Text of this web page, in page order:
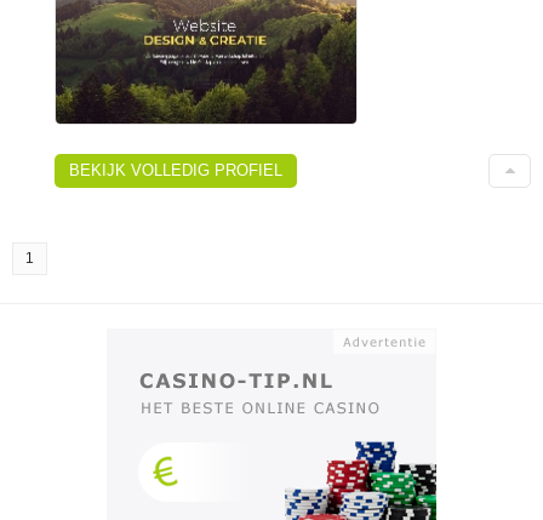
BEKIJK VOLLEDIG PROFIEL
1